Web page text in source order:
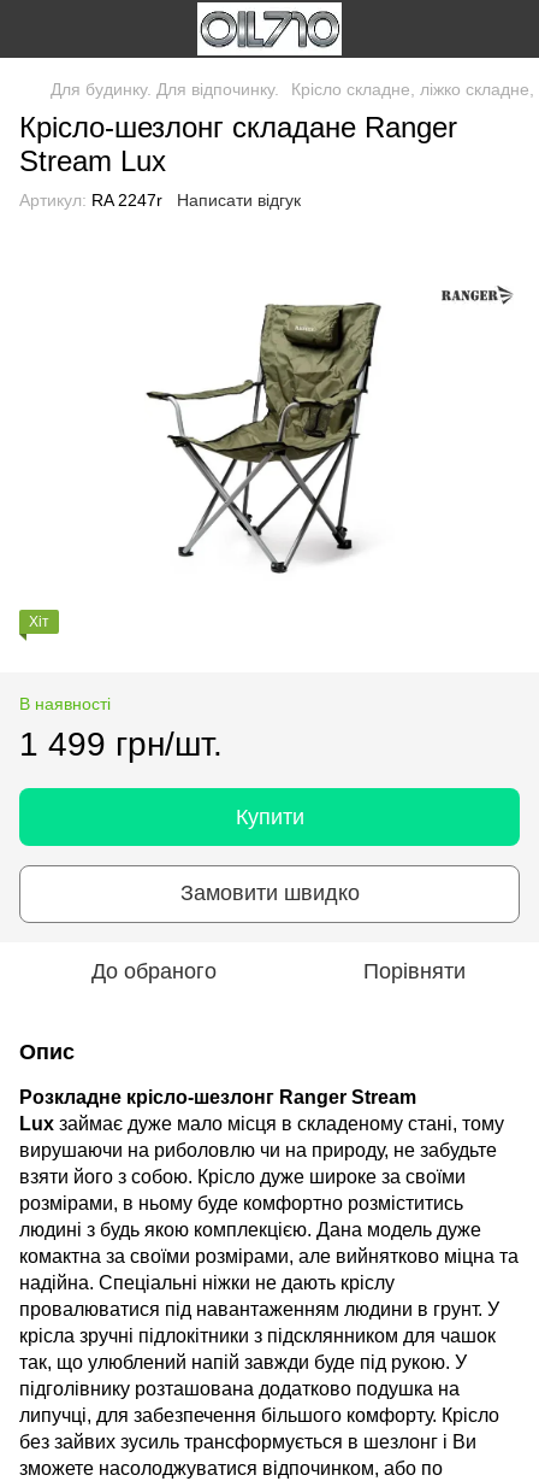
Для будинку. Для відпочинку. Крісло складне, ліжко
Крісло-шезлонг складане Ranger
Stream Lux
Артикул: RA 2247r Написати відгук
Хіт
В наявності
1 499 грн/шт.
Купити
Замовити швидко
До обраного Порівняти
Опис
Розкладне крісло-шезлонг Ranger Stream
Lux займає дуже мало місця в складеному стані, тому
вирушаючи на риболовлю чи на природу, не забудьте
взяти його з собою. Крісло дуже широке за своїми
розмірами, в ньому буде комфортно розміститись
людині з будь якою комплекцією. Дана модель дуже
комактна за своїми розмірами, але вийнятково міцна та
надійна. Спеціальні ніжки не дають кріслу
провалюватися під навантаженням людини в грунт. У
крісла зручні підлокітники з підсклянником для чашок
так, що улюблений напій завжди буде під рукою. У
підголівнику розташована додатково подушка на
липучці, для забезпечення більшого комфорту. Крісло
без зайвих зусиль трансформується в шезлонг і Ви
зможете насолоджуватися відпочинком, або по